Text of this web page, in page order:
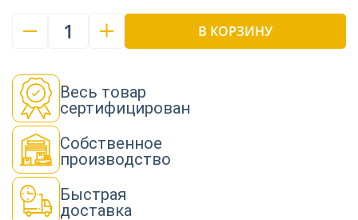
1 В КОРЗИНУ
Весь товар
сертифицирован
Собственное
производство
Быстрая
доставка